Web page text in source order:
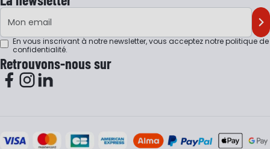
Adresse e-mail
En vous inscrivant à notre newsletter, vous acceptez notrepolitique de
confidentialité.
Retrouvons-nous sur